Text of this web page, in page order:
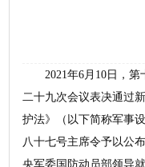
2021年6月10日，
二十九次会议表决通过
护法》（以下简称军事
八十七号主席令予以公
央军委国防动员部领导